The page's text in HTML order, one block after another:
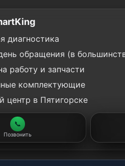
диагностика
обращения (в
работу и запчасти
комплектующие
центр в Пятигорске
📞
Позвонить